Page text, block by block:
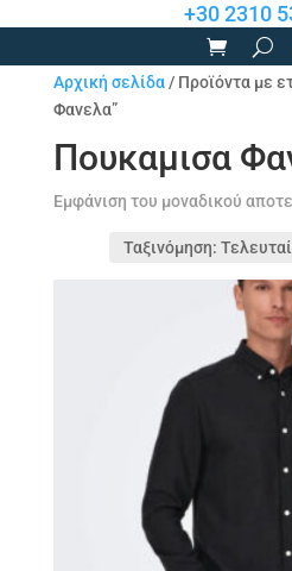
+30 2310
Αρχική σελίδα/ Προϊόντα με
Φανελα”
Πουκαμισα
Εμφάνιση του μοναδικού